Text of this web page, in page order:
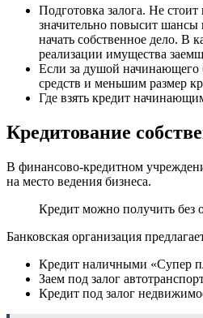
Подготовка залога. Не
значительно повысит шансы
начать собственное дело. В
реализации имущества
Если за душой начинающего
средств и меньшим размер
Где взять кредит
Кредитование
В финансово-кредитном
на место ведения бизнеса.
Кредит можно получить без
Банковская организация
Кредит наличными «Супер
Заем под залог
Кредит под залог